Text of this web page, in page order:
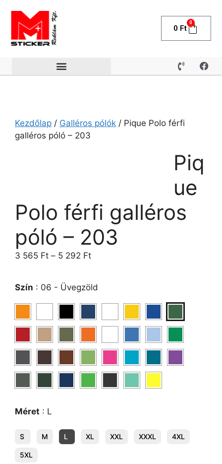
0 Ft
0
Kezdőlap / Galléros pólók / Pique Polo férfi
galléros póló – 203
Piq
ue
Polo férfi galléros
póló – 203
3 565 Ft – 5 292 Ft
Szín : 06 - Üvegzöld
Méret : L
S M L XL XXL XXXL 4XL
5XL